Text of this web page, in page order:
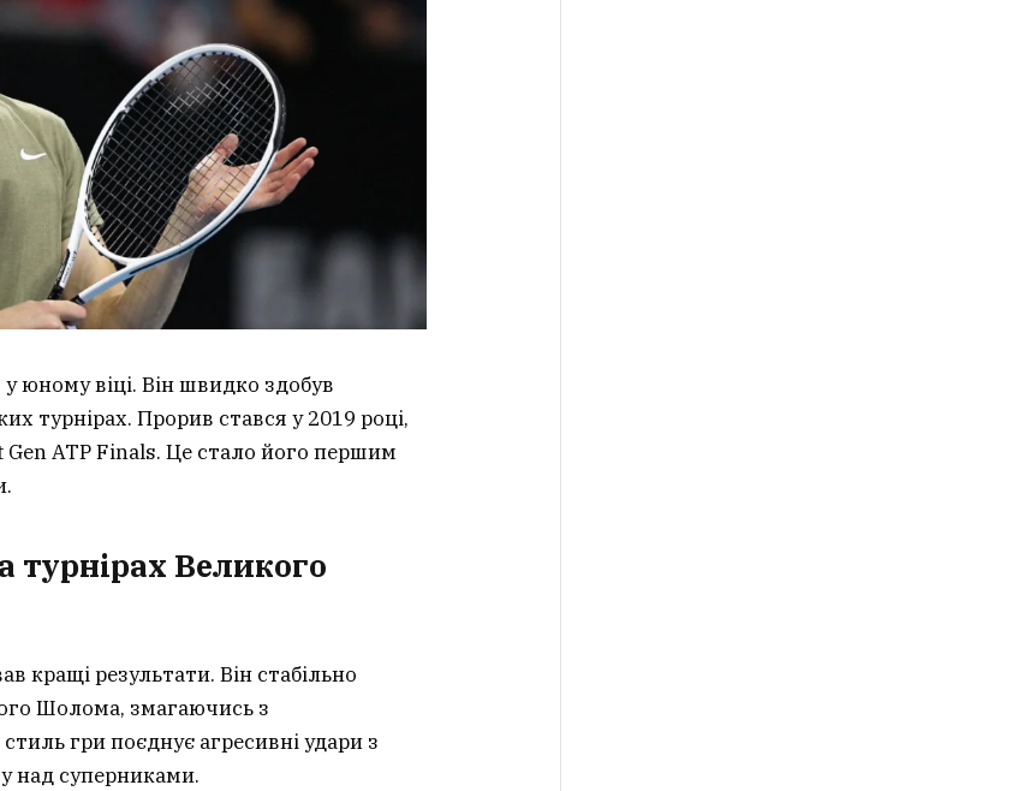
юному віці. Він швидко здобув
турнірах. Прорив стався у 2019 році,
ATP Finals. Це стало його першим
турнірах Великого
результати. Він стабільно
Шолома, змагаючись з
гри поєднує агресивні удари з
над суперниками.